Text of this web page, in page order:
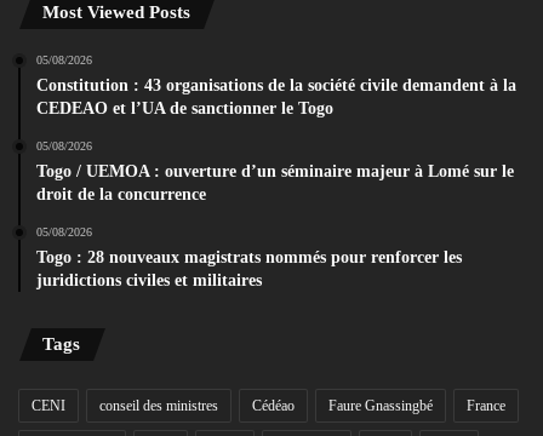
Most Viewed Posts
05/08/2026
Constitution : 43 organisations de la société civile demandent à la
CEDEAO et l’UA de sanctionner le Togo
05/08/2026
Togo / UEMOA : ouverture d’un séminaire majeur à Lomé sur le
droit de la concurrence
05/08/2026
Togo : 28 nouveaux magistrats nommés pour renforcer les
juridictions civiles et militaires
Tags
CENI conseil des ministres Cédéao Faure Gnassingbé France